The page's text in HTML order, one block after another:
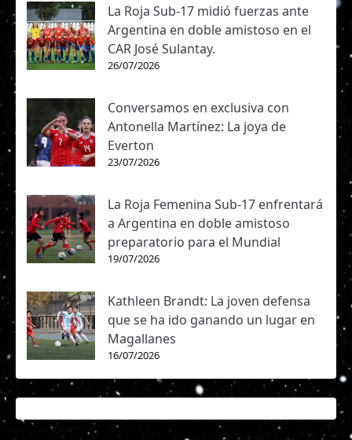
La Roja Sub-17 midió fuerzas ante
Argentina en doble amistoso en el
CAR José Sulantay.
26/07/2026
Conversamos en exclusiva con
Antonella Martínez: La joya de
Everton
23/07/2026
La Roja Femenina Sub-17 enfrentará
a Argentina en doble amistoso
preparatorio para el Mundial
19/07/2026
Kathleen Brandt: La joven defensa
que se ha ido ganando un lugar en
Magallanes
16/07/2026